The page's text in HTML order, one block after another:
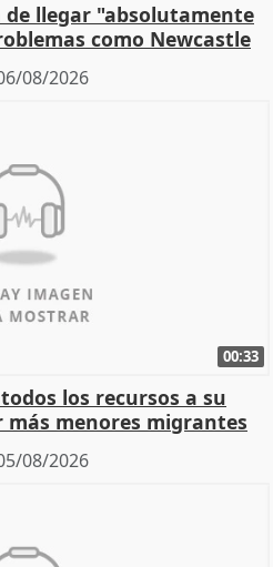
de llegar "absolutamente
como Newcastle
08/2026
00:33
los recursos a su
menores migrantes
08/2026